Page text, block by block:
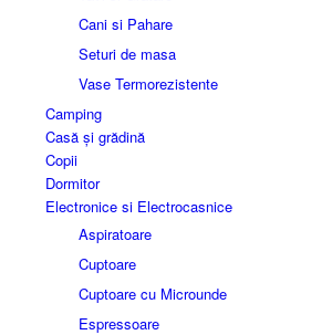
Cani si Pahare
Seturi de masa
Vase Termorezistente
Camping
Casă și grădină
Copii
Dormitor
Electronice si Electrocasnice
Aspiratoare
Cuptoare
Cuptoare cu Microunde
Espressoare